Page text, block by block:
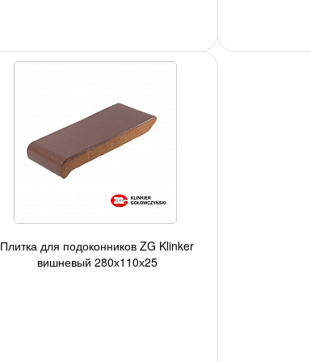
Плитка для подоконников ZG Klinker
вишневый 280х110х25